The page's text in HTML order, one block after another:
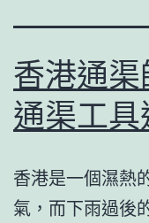
香港通
通渠工具
香港是一個濕熱
氣，而下雨過後